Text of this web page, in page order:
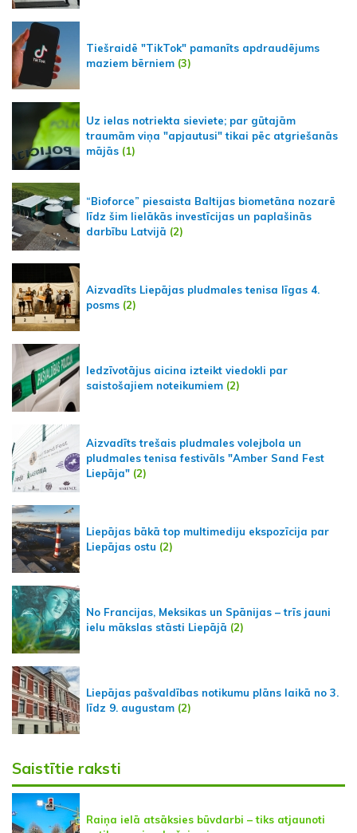
Tiešraidē "TikTok" pamanīts apdraudējums
maziem bērniem (3)
Uz ielas notriekta sieviete; par gūtajām
traumām viņa "apjautusi" tikai pēc atgriešanās
mājās (1)
“Bioforce” piesaista Baltijas biometāna nozarē
līdz šim lielākās investīcijas un paplašinās
darbību Latvijā (2)
Aizvadīts Liepājas pludmales tenisa līgas 4.
posms (2)
Iedzīvotājus aicina izteikt viedokli par
saistošajiem noteikumiem (2)
Aizvadīts trešais pludmales volejbola un
pludmales tenisa festivāls "Amber Sand Fest
Liepāja" (2)
Liepājas bākā top multimediju ekspozīcija par
Liepājas ostu (2)
No Francijas, Meksikas un Spānijas – trīs jauni
ielu mākslas stāsti Liepājā (2)
Liepājas pašvaldības notikumu plāns laikā no 3.
līdz 9. augustam (2)
Saistītie raksti
Raiņa ielā atsāksies būvdarbi – tiks atjaunoti